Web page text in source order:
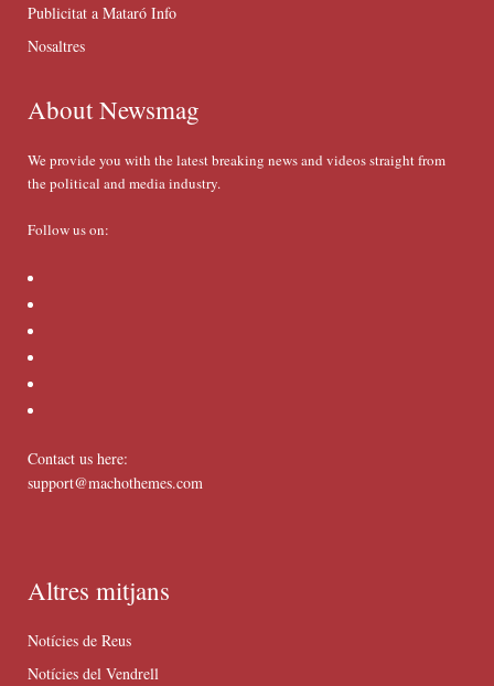
Publicitat a Mataró Info
Nosaltres
About Newsmag
We provide you with the latest breaking news and videos straight from
the political and media industry.
Follow us on:
Contact us here:
support@machothemes.com
Altres mitjans
Notícies de Reus
Notícies del Vendrell